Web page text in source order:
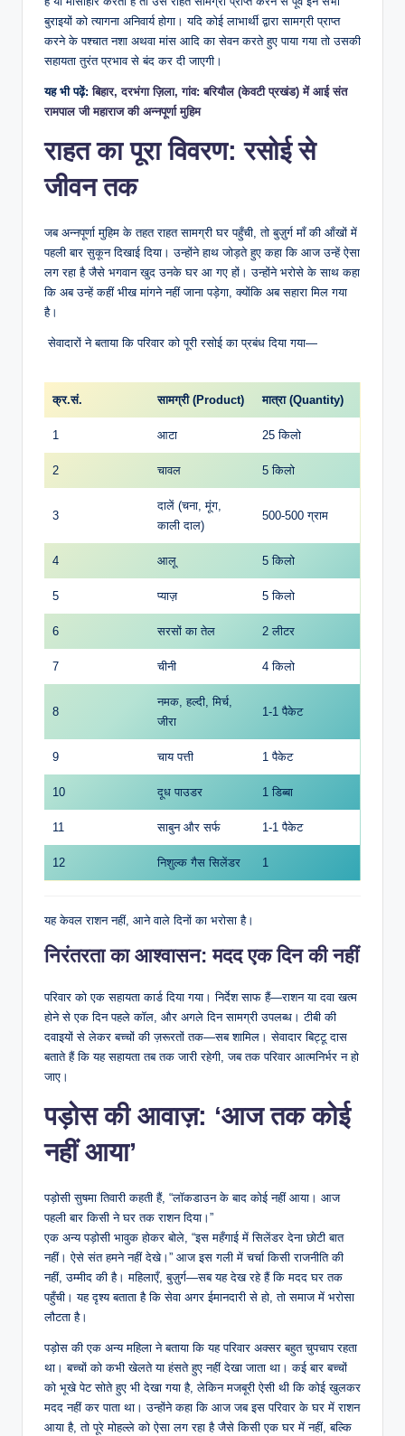
बुराइयों को त्यागना अनिवार्य होगा। यदि कोई लाभार्थी द्वारा सामग्री प्राप्त
करने के पश्चात नशा अथवा मांस आदि का सेवन करते हुए पाया गया तो उसकी
सहायता तुरंत प्रभाव से बंद कर दी जाएगी।
यह भी पढ़ें:बिहार, दरभंगा ज़िला, गांव: बरियौल (केवटी प्रखंड) में आई संत
रामपाल जी महाराज की अन्नपूर्णा मुहिम
राहत का पूरा विवरण: रसोई से
जीवन तक
जब अन्नपूर्णा मुहिम के तहत राहत सामग्री घर पहुँची, तो बुज़ुर्ग माँ की आँखों में
पहली बार सुकून दिखाई दिया। उन्होंने हाथ जोड़ते हुए कहा कि आज उन्हें ऐसा
लग रहा है जैसे भगवान खुद उनके घर आ गए हों। उन्होंने भरोसे के साथ कहा
कि अब उन्हें कहीं भीख मांगने नहीं जाना पड़ेगा, क्योंकि अब सहारा मिल गया
है।
सेवादारों ने बताया कि परिवार को पूरी रसोई का प्रबंध दिया गया—
क्र.सं. सामग्री (Product) मात्रा (Quantity)
1 आटा 25 किलो
2 चावल 5 किलो
3
दालें (चना, मूंग,
काली दाल)
500-500 ग्राम
4 आलू 5 किलो
5 प्याज़ 5 किलो
6 सरसों का तेल 2 लीटर
7 चीनी 4 किलो
8
नमक, हल्दी, मिर्च,
जीरा
1-1 पैकेट
9 चाय पत्ती 1 पैकेट
10 दूध पाउडर 1 डिब्बा
11 साबुन और सर्फ 1-1 पैकेट
12 निशुल्क गैस सिलेंडर 1
यह केवल राशन नहीं, आने वाले दिनों का भरोसा है।
निरंतरता का आश्वासन: मदद एक दिन की नहीं
परिवार को एक सहायता कार्ड दिया गया। निर्देश साफ हैं—राशन या दवा खत्म
होने से एक दिन पहले कॉल, और अगले दिन सामग्री उपलब्ध। टीबी की
दवाइयों से लेकर बच्चों की ज़रूरतों तक—सब शामिल। सेवादार बिट्टू दास
बताते हैं कि यह सहायता तब तक जारी रहेगी, जब तक परिवार आत्मनिर्भर न हो
जाए।
पड़ोस की आवाज़: ‘आज तक कोई
नहीं आया’
पड़ोसी सुषमा तिवारी कहती हैं, “लॉकडाउन के बाद कोई नहीं आया। आज
पहली बार किसी ने घर तक राशन दिया।”
एक अन्य पड़ोसी भावुक होकर बोले, “इस महँगाई में सिलेंडर देना छोटी बात
नहीं। ऐसे संत हमने नहीं देखे।” आज इस गली में चर्चा किसी राजनीति की
नहीं, उम्मीद की है। महिलाएँ, बुज़ुर्ग—सब यह देख रहे हैं कि मदद घर तक
पहुँची। यह दृश्य बताता है कि सेवा अगर ईमानदारी से हो, तो समाज में भरोसा
लौटता है।
पड़ोस की एक अन्य महिला ने बताया कि यह परिवार अक्सर बहुत चुपचाप रहता
था। बच्चों को कभी खेलते या हंसते हुए नहीं देखा जाता था। कई बार बच्चों
को भूखे पेट सोते हुए भी देखा गया है, लेकिन मजबूरी ऐसी थी कि कोई खुलकर
मदद नहीं कर पाता था। उन्होंने कहा कि आज जब इस परिवार के घर में राशन
आया है, तो पूरे मोहल्ले को ऐसा लग रहा है जैसे किसी एक घर में नहीं, बल्कि